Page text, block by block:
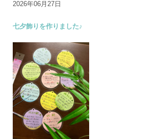
2026年06月27日
七夕飾りを作りました♪